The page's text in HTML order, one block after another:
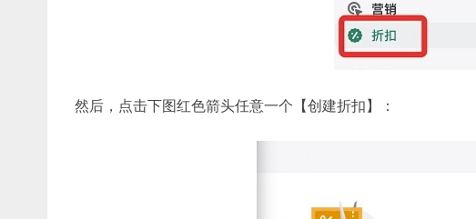
然后，点击下图红色箭头任意一个【创建折扣】：